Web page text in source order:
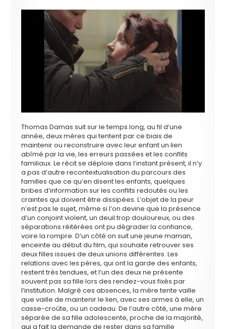
Thomas Damas suit sur le temps long, au fil d’une
année, deux mères qui tentent par ce biais de
maintenir ou reconstruire avec leur enfant un lien
abîmé par la vie, les erreurs passées et les conflits
familiaux. Le récit se déploie dans l’instant présent, il n’y
a pas d’autre recontextualisation du parcours des
familles que ce qu’en disent les enfants, quelques
bribes d’information sur les conflits redoutés ou les
craintes qui doivent être dissipées. L’objet de la peur
n’est pas le sujet, même si l’on devine que la présence
d’un conjoint violent, un deuil trop douloureux, ou des
séparations réitérées ont pu dégrader la confiance,
voire la rompre. D’un côté on suit une jeune maman,
enceinte au début du film, qui souhaite retrouver ses
deux filles issues de deux unions différentes. Les
relations avec les pères, qui ont la garde des enfants,
restent très tendues, et l’un des deux ne présente
souvent pas sa fille lors des rendez-vous fixés par
l’institution. Malgré ces absences, la mère tente vaille
que vaille de maintenir le lien, avec ses armes à elle, un
casse-croûte, ou un cadeau. De l’autre côté, une mère
séparée de sa fille adolescente, proche de la majorité,
qui a fait la demande de rester dans sa famille